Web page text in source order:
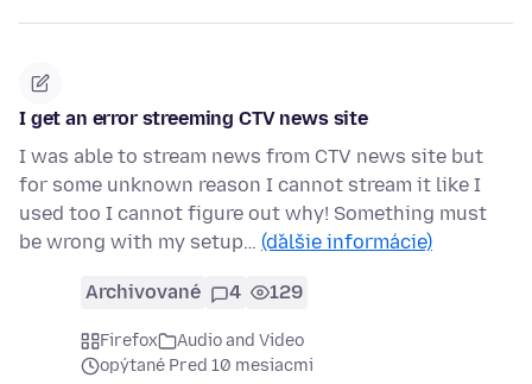
I get an error streeming CTV news site
I was able to stream news from CTV news site but
for some unknown reason I cannot stream it like I
used too I cannot figure out why! Something must
be wrong with my setup… (ďalšie informácie)
Archivované 4 129
Firefox
Audio and Video
opýtané Pred 10 mesiacmi